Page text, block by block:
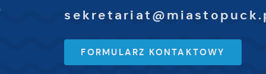
FORMULARZ KONTAKTOWY